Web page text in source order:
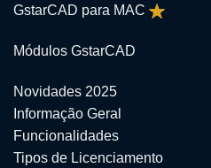
GstarCAD para MAC
Módulos GstarCAD
Novidades 2025
Informação Geral
Funcionalidades
Tipos de Licenciamento